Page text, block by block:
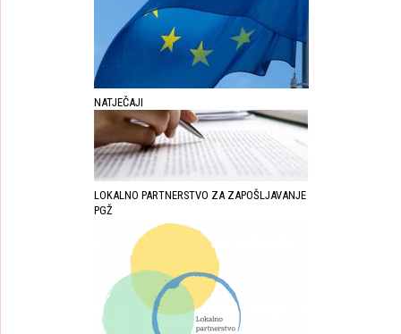
NATJEČAJI
LOKALNO PARTNERSTVO ZA ZAPOŠLJAVANJE
PGŽ